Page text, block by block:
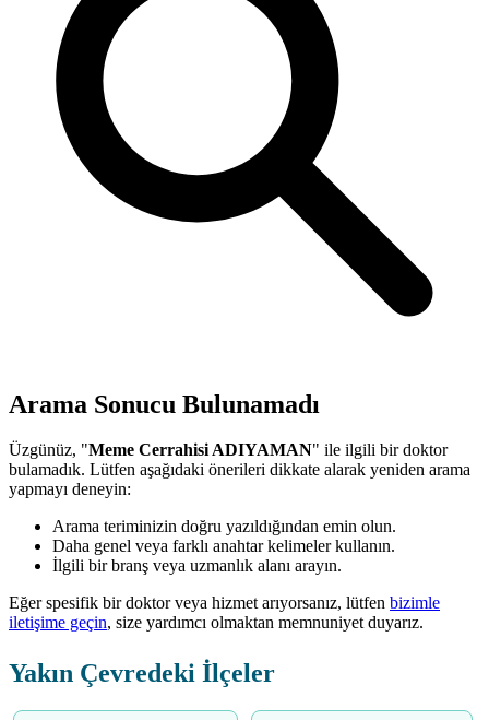
Arama Sonucu Bulunamadı
Üzgünüz, "Meme Cerrahisi ADIYAMAN" ile ilgili bir doktor
bulamadık. Lütfen aşağıdaki önerileri dikkate alarak yeniden arama
yapmayı deneyin:
Arama teriminizin doğru yazıldığından emin olun.
Daha genel veya farklı anahtar kelimeler kullanın.
İlgili bir branş veya uzmanlık alanı arayın.
Eğer spesifik bir doktor veya hizmet arıyorsanız, lütfen bizimle
iletişime geçin, size yardımcı olmaktan memnuniyet duyarız.
Yakın Çevredeki İlçeler